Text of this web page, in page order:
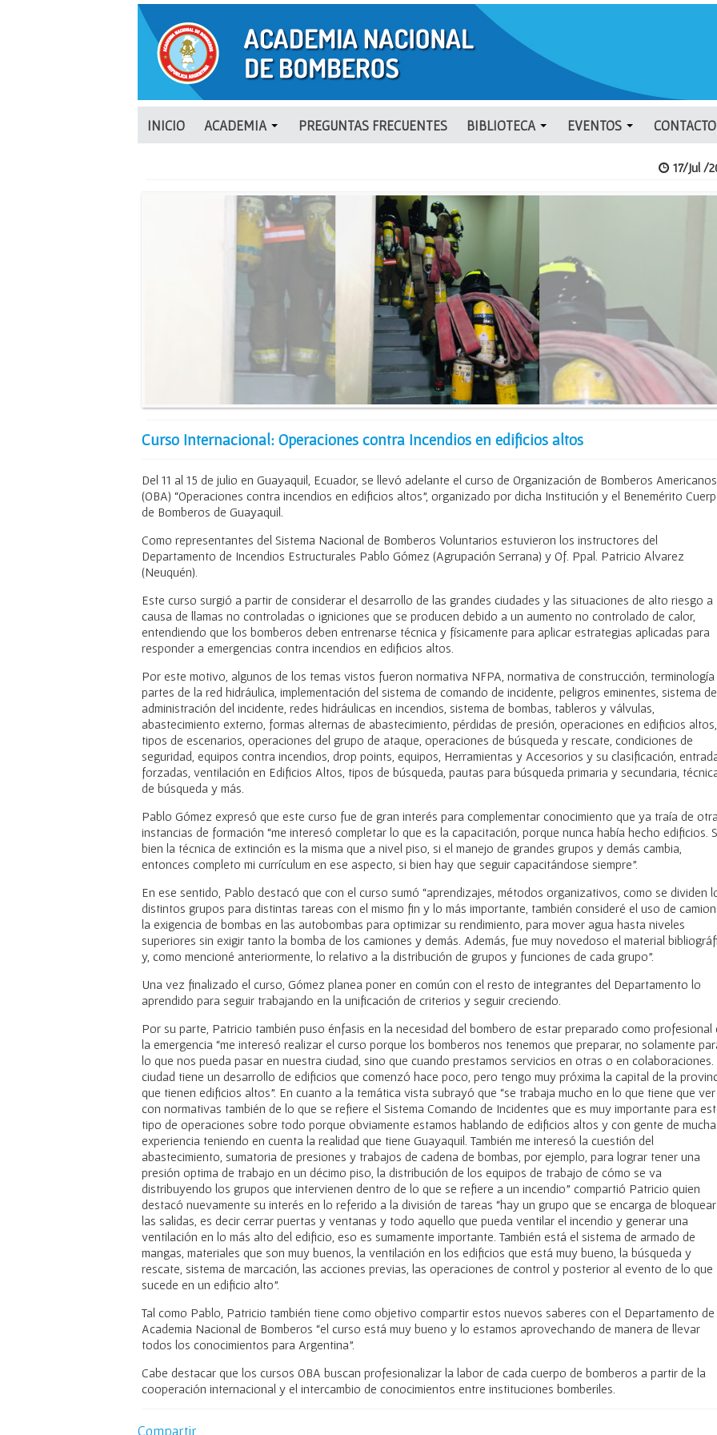
INICIO ACADEMIA PREGUNTAS FRECUENTES BIBLIOTECA EVENTOS CONTACTO
17/Jul /
Curso Internacional: Operaciones contra Incendios en edificios altos
Del 11 al 15 de julio en Guayaquil, Ecuador, se llevó adelante el curso de Organización de Bomberos Americanos
(OBA) “Operaciones contra incendios en edificios altos”, organizado por dicha Institución y el Benemérito
de Bomberos de Guayaquil.
Como representantes del Sistema Nacional de Bomberos Voluntarios estuvieron los instructores del
Departamento de Incendios Estructurales Pablo Gómez (Agrupación Serrana) y Of. Ppal. Patricio Alvarez
(Neuquén).
Este curso surgió a partir de considerar el desarrollo de las grandes ciudades y las situaciones de alto riesgo a
causa de llamas no controladas o igniciones que se producen debido a un aumento no controlado de calor,
entendiendo que los bomberos deben entrenarse técnica y físicamente para aplicar estrategias aplicadas para
responder a emergencias contra incendios en edificios altos.
Por este motivo, algunos de los temas vistos fueron normativa NFPA, normativa de construcción, terminología
partes de la red hidráulica, implementación del sistema de comando de incidente, peligros eminentes, sistema de
administración del incidente, redes hidráulicas en incendios, sistema de bombas, tableros y válvulas,
abastecimiento externo, formas alternas de abastecimiento, pérdidas de presión, operaciones en edificios altos,
tipos de escenarios, operaciones del grupo de ataque, operaciones de búsqueda y rescate, condiciones de
seguridad, equipos contra incendios, drop points, equipos, Herramientas y Accesorios y su clasificación,
forzadas, ventilación en Edificios Altos, tipos de búsqueda, pautas para búsqueda primaria y secundaria,
de búsqueda y más.
Pablo Gómez expresó que este curso fue de gran interés para complementar conocimiento que ya traía de
instancias de formación “me interesó completar lo que es la capacitación, porque nunca había hecho edificios.
bien la técnica de extinción es la misma que a nivel piso, si el manejo de grandes grupos y demás cambia,
entonces completo mi currículum en ese aspecto, si bien hay que seguir capacitándose siempre”.
En ese sentido, Pablo destacó que con el curso sumó “aprendizajes, métodos organizativos, como se dividen
distintos grupos para distintas tareas con el mismo fin y lo más importante, también consideré el uso de
la exigencia de bombas en las autobombas para optimizar su rendimiento, para mover agua hasta niveles
superiores sin exigir tanto la bomba de los camiones y demás. Además, fue muy novedoso el material
y, como mencioné anteriormente, lo relativo a la distribución de grupos y funciones de cada grupo”.
Una vez finalizado el curso, Gómez planea poner en común con el resto de integrantes del Departamento lo
aprendido para seguir trabajando en la unificación de criterios y seguir creciendo.
Por su parte, Patricio también puso énfasis en la necesidad del bombero de estar preparado como profesional
la emergencia “me interesó realizar el curso porque los bomberos nos tenemos que preparar, no solamente
lo que nos pueda pasar en nuestra ciudad, sino que cuando prestamos servicios en otras o en colaboraciones.
ciudad tiene un desarrollo de edificios que comenzó hace poco, pero tengo muy próxima la capital de la
que tienen edificios altos”. En cuanto a la temática vista subrayó que “se trabaja mucho en lo que tiene que ver
con normativas también de lo que se refiere el Sistema Comando de Incidentes que es muy importante para
tipo de operaciones sobre todo porque obviamente estamos hablando de edificios altos y con gente de mucha
experiencia teniendo en cuenta la realidad que tiene Guayaquil. También me interesó la cuestión del
abastecimiento, sumatoria de presiones y trabajos de cadena de bombas, por ejemplo, para lograr tener una
presión optima de trabajo en un décimo piso, la distribución de los equipos de trabajo de cómo se va
distribuyendo los grupos que intervienen dentro de lo que se refiere a un incendio” compartió Patricio quien
destacó nuevamente su interés en lo referido a la división de tareas “hay un grupo que se encarga de bloquear
las salidas, es decir cerrar puertas y ventanas y todo aquello que pueda ventilar el incendio y generar una
ventilación en lo más alto del edificio, eso es sumamente importante. También está el sistema de armado de
mangas, materiales que son muy buenos, la ventilación en los edificios que está muy bueno, la búsqueda y
rescate, sistema de marcación, las acciones previas, las operaciones de control y posterior al evento de lo que
sucede en un edificio alto”.
Tal como Pablo, Patricio también tiene como objetivo compartir estos nuevos saberes con el Departamento de
Academia Nacional de Bomberos “el curso está muy bueno y lo estamos aprovechando de manera de llevar
todos los conocimientos para Argentina”.
Cabe destacar que los cursos OBA buscan profesionalizar la labor de cada cuerpo de bomberos a partir de la
cooperación internacional y el intercambio de conocimientos entre instituciones bomberiles.
Compartir